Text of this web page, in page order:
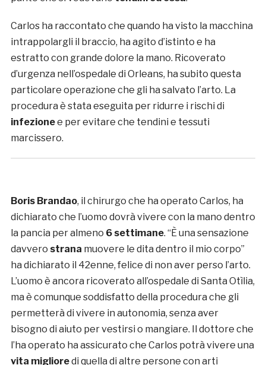
Carlos ha raccontato che quando ha visto la macchina
intrappolargli il braccio, ha agito d’istinto e ha
estratto con grande dolore la mano. Ricoverato
d’urgenza nell’ospedale di Orleans, ha subito questa
particolare operazione che gli ha salvato l’arto. La
procedura è stata eseguita per ridurre i rischi di
infezionee per evitare che tendini e tessuti
marcissero.
Boris Brandao, il chirurgo che ha operato Carlos, ha
dichiarato che l’uomo dovrà vivere con la mano dentro
la pancia per almeno 6 settimane. “È una sensazione
davvero strana muovere le dita dentro il mio corpo”
ha dichiarato il 42enne, felice di non aver perso l’arto.
L’uomo è ancora ricoverato all’ospedale di Santa Otìlia,
ma è comunque soddisfatto della procedura che gli
permetterà di vivere in autonomia, senza aver
bisogno di aiuto per vestirsi o mangiare. Il dottore che
l’ha operato ha assicurato che Carlos potrà vivere una
vita miglioredi quella di altre persone con arti